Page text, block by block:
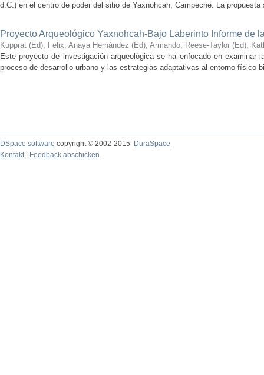
d.C.) en el centro de poder del sitio de Yaxnohcah, Campeche. La
Proyecto Arqueológico Yaxnohcah-Bajo Laberinto Informe de
Kupprat (Ed), Felix; Anaya Hernández (Ed), Armando; Reese-Taylor (Ed),
Este proyecto de investigación arqueológica se ha enfocado en examinar
proceso de desarrollo urbano y las estrategias adaptativas al entorno físico-
DSpace software copyright © 2002-2015
DuraSpace
Kontakt| Feedback abschicken